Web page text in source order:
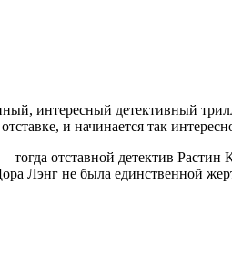
интересный детективный
и начинается так
отставной детектив
Лэнг не была единственной